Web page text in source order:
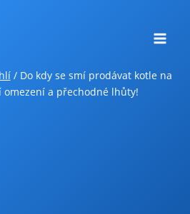
/ Do kdy se smí prodávat kotle na
omezení a přechodné lhůty!